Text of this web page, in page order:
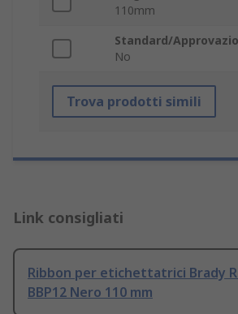
110mm
Standard/
No
Trova prodotti simili
Link consigliati
Ribbon per etichettatrici Brady
BBP12 Nero 110 mm